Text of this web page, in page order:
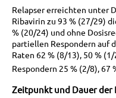
Relapser erreichten unter
Ribavirin zu 93 % (27/29)
% (20/24) und ohne
partiellen Respondern auf
Raten 62 % (8/13), 50 %
Respondern 25 % (2/8), 67
Zeitpunkt und Dauer der